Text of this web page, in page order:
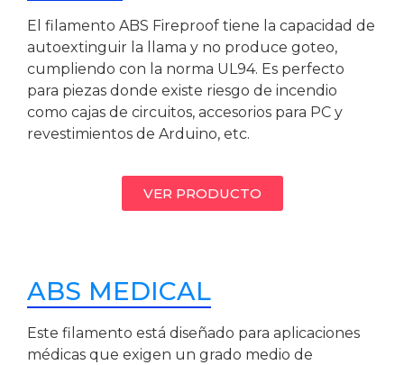
El filamento ABS Fireproof tiene la capacidad de
autoextinguir la llama y no produce goteo,
cumpliendo con la norma UL94. Es perfecto
para piezas donde existe riesgo de incendio
como cajas de circuitos, accesorios para PC y
revestimientos de Arduino, etc.
VER PRODUCTO
ABS MEDICAL
Este filamento está diseñado para aplicaciones
médicas que exigen un grado medio de